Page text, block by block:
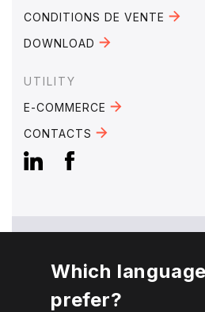
CONDITIONS DE VENTE
DOWNLOAD
UTILITY
E-COMMERCE
CONTACTS
EMAIL:
mebra@mebra.it
PHONE: +39 0331 344005
Which
prefer?